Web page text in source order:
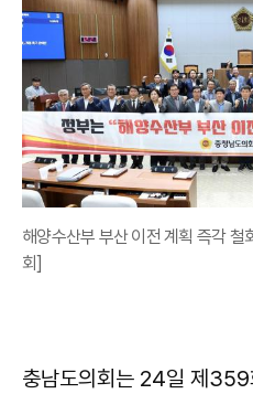
해양수산부 부산 이전 계획 즉각
회]
충남도의회는 24일 제359